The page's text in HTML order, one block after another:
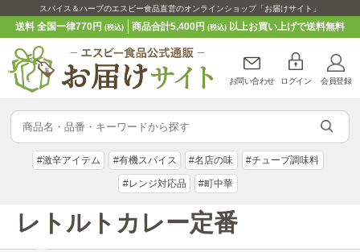
スパイス＆ハーブのエスビー食品直営のオンラインショップ「お届けサイト」
送料 全国一律770円(税込) 商品合計5,400円 (税込)以上お買い上げで送料無料
お問い合わせ ログイン 会員登録
#激辛アイテム #有機スパイス #名店の味 #チューブ調味料
#レンジ対応品 #町中華
レトルトカレー定番